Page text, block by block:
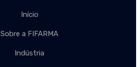
Início
Sobre a FIFARMA
Indústria